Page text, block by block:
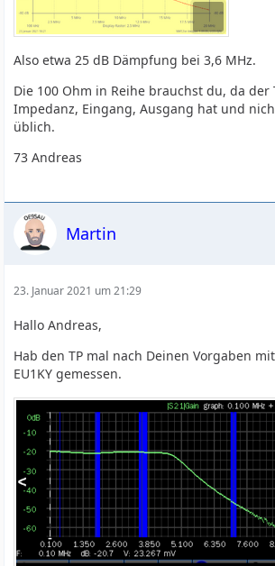
Also etwa 25 dB Dämpfung bei 3,6 MHz.
Die 100 Ohm in Reihe brauchst du, da der
Impedanz, Eingang, Ausgang hat und
üblich.
73 Andreas
Martin
23. Januar 2021 um 21:29
Hallo Andreas,
Hab den TP mal nach Deinen Vorgaben
EU1KY gemessen.